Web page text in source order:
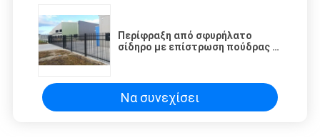
Περίφραξη από σφυρήλατο
σίδηρο με επίστρωση πούδρας 5
Να συνεχίσει